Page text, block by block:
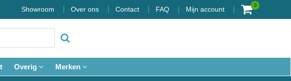
Showroom Over ons Contact FAQ Mijn account
0
Overig Merken